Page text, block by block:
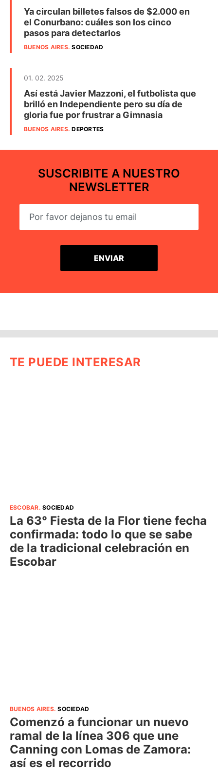
Ya circulan billetes falsos de $2.000 en
el Conurbano: cuáles son los cinco
pasos para detectarlos
BUENOS AIRES.SOCIEDAD
01. 02. 2025
Así está Javier Mazzoni, el futbolista que
brilló en Independiente pero su día de
gloria fue por frustrar a Gimnasia
BUENOS AIRES.DEPORTES
SUSCRIBITE A NUESTRO
NEWSLETTER
TE PUEDE INTERESAR
ESCOBAR.SOCIEDAD
La 63° Fiesta de la Flor tiene fecha
confirmada: todo lo que se sabe
de la tradicional celebración en
Escobar
BUENOS AIRES.SOCIEDAD
Comenzó a funcionar un nuevo
ramal de la línea 306 que une
Canning con Lomas de Zamora:
así es el recorrido